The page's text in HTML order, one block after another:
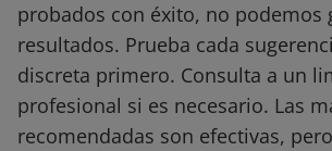
probados con éxito, no podemos
resultados. Prueba cada
discreta primero. Consulta a un
profesional si es necesario. Las
recomendadas son efectivas,